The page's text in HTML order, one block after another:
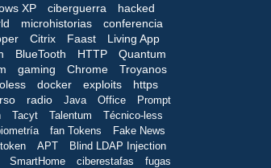
XP
ciberguerra
hacked
microhistorias
conferencia
Citrix Faast
Living App
BlueTooth HTTP
Quantum
gaming Chrome
Troyanos
docker exploits
https
radio Java Office
Prompt
Tacyt Talentum
Técnico-less
fan Tokens
Fake News
token APT
Blind LDAP Injection
SmartHome ciberestafas
fugas